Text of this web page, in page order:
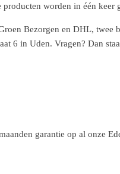
worden in één
Bezorgen en DHL, twee
6 in Uden. Vragen? Dan
garantie op al onze